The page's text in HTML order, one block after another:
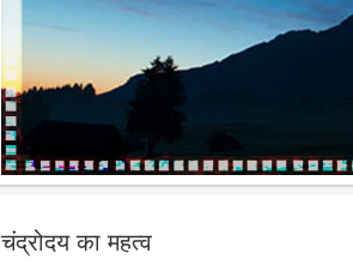
चंद्रोदय का महत्व